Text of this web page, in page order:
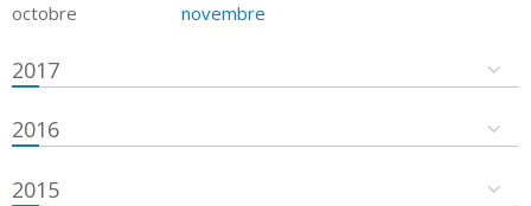
octobre
novembre
2017
2016
2015